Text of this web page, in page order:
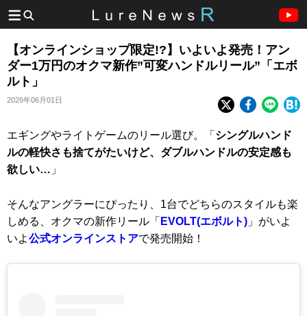
【オンラインショップ限定!?】いよいよ発売！アン
ダー1万円のオクマ新作”可変ハンドルリール”「エボ
ルト」
2026年06月01日
エギングやライトゲームのリール選び。「 シングルハンド
ルの軽快さも捨てがたいけど、ダブルハンドルの安定感も
欲しい… 」
そんなアングラーにぴったり、1台でどちらのスタイルも楽
しめる、オクマの新作リール「 EVOLT(エボルト) 」がいよ
いよ公式オンラインストアで発売開始！